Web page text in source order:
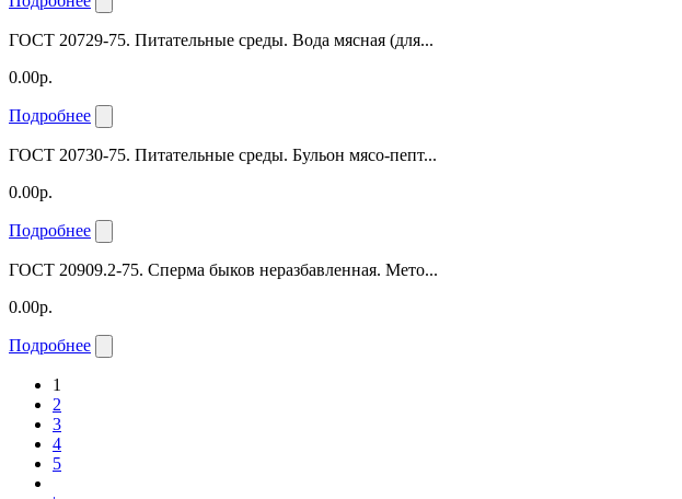
ГОСТ 20729-75. Питательные среды. Вода мясная (для...
0.00р.
Подробнее
ГОСТ 20730-75. Питательные среды. Бульон мясо-пепт...
0.00р.
Подробнее
ГОСТ 20909.2-75. Сперма быков неразбавленная. Мето...
0.00р.
Подробнее
1
2
3
4
5